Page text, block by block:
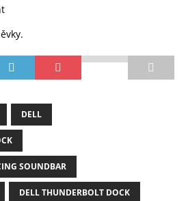
DELL
SOUNDBAR
DELL THUNDERBOLT DOCK